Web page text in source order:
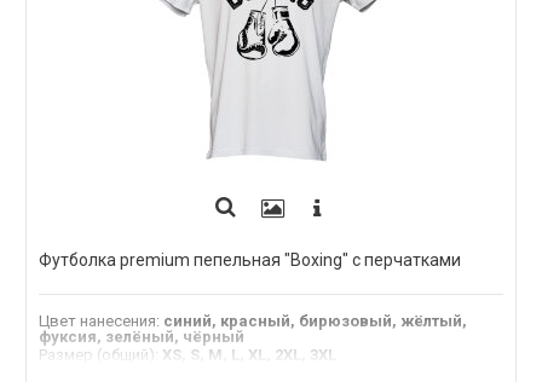
Футболка premium пепельная "Boxing" с перчатками
Цвет нанесения: синий, красный, бирюзовый, жёлтый,
фуксия, зелёный, чёрный
Размер (общий): XS, S, M, L, XL, 2XL, 3XL